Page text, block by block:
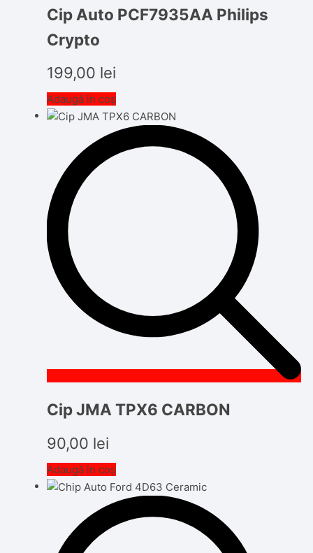
Cip Auto PCF7935AA Philips
Crypto
199,00 lei
Adaugă în coș
Cip JMA TPX6 CARBON
90,00 lei
Adaugă în coș